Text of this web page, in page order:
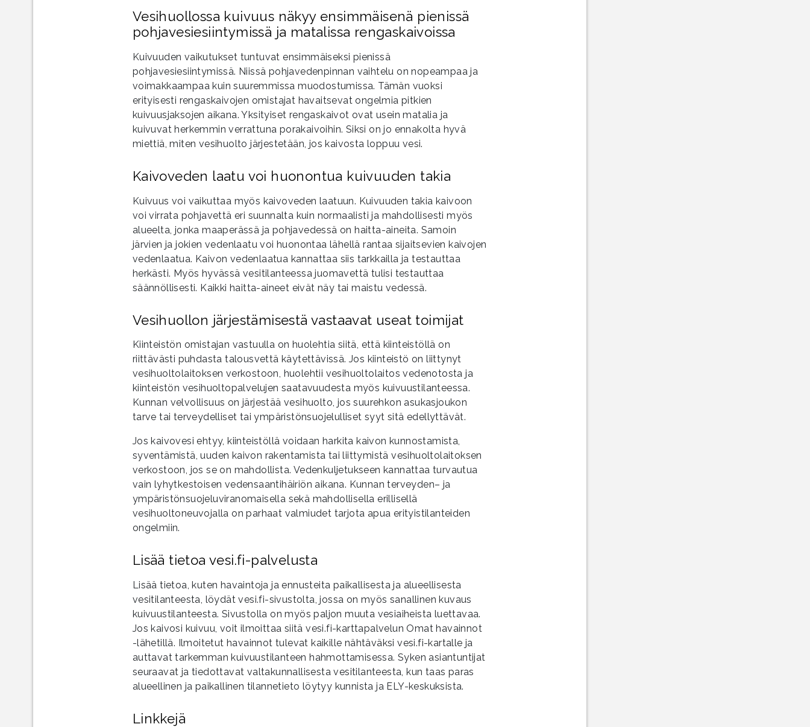
Vesihuollossa kuivuus näkyy ensimmäisenä pienissä
pohjavesiesiintymissä ja matalissa rengaskaivoissa
Kuivuuden vaikutukset tuntuvat ensimmäiseksi pienissä
pohjavesiesiintymissä. Niissä pohjavedenpinnan vaihtelu on nopeampaa ja
voimakkaampaa kuin suuremmissa muodostumissa. Tämän vuoksi
erityisesti rengaskaivojen omistajat havaitsevat ongelmia pitkien
kuivuusjaksojen aikana. Yksityiset rengaskaivot ovat usein matalia ja
kuivuvat herkemmin verrattuna porakaivoihin. Siksi on jo ennakolta hyvä
miettiä, miten vesihuolto järjestetään, jos kaivosta loppuu vesi.
Kaivoveden laatu voi huonontua kuivuuden takia
Kuivuus voi vaikuttaa myös kaivoveden laatuun. Kuivuuden takia kaivoon
voi virrata pohjavettä eri suunnalta kuin normaalisti ja mahdollisesti myös
alueelta, jonka maaperässä ja pohjavedessä on haitta-aineita. Samoin
järvien ja jokien vedenlaatu voi huonontaa lähellä rantaa sijaitsevien kaivojen
vedenlaatua. Kaivon vedenlaatua kannattaa siis tarkkailla ja testauttaa
herkästi. Myös hyvässä vesitilanteessa juomavettä tulisi testauttaa
säännöllisesti. Kaikki haitta-aineet eivät näy tai maistu vedessä.
Vesihuollon järjestämisestä vastaavat useat toimijat
Kiinteistön omistajan vastuulla on huolehtia siitä, että kiinteistöllä on
riittävästi puhdasta talousvettä käytettävissä. Jos kiinteistö on liittynyt
vesihuoltolaitoksen verkostoon, huolehtii vesihuoltolaitos vedenotosta ja
kiinteistön vesihuoltopalvelujen saatavuudesta myös kuivuustilanteessa.
Kunnan velvollisuus on järjestää vesihuolto, jos suurehkon asukasjoukon
tarve tai terveydelliset tai ympäristönsuojelulliset syyt sitä edellyttävät.
Jos kaivovesi ehtyy, kiinteistöllä voidaan harkita kaivon kunnostamista,
syventämistä, uuden kaivon rakentamista tai liittymistä vesihuoltolaitoksen
verkostoon, jos se on mahdollista. Vedenkuljetukseen kannattaa turvautua
vain lyhytkestoisen vedensaantihäiriön aikana. Kunnan terveyden– ja
ympäristönsuojeluviranomaisella sekä mahdollisella erillisellä
vesihuoltoneuvojalla on parhaat valmiudet tarjota apua erityistilanteiden
ongelmiin.
Lisää tietoa vesi.fi-palvelusta
Lisää tietoa, kuten havaintoja ja ennusteita paikallisesta ja alueellisesta
vesitilanteesta, löydät vesi.fi-sivustolta, jossa on myös sanallinen kuvaus
kuivuustilanteesta. Sivustolla on myös paljon muuta vesiaiheista luettavaa.
Jos kaivosi kuivuu, voit ilmoittaa siitä vesi.fi-karttapalvelun Omat havainnot
-lähetillä. Ilmoitetut havainnot tulevat kaikille nähtäväksi vesi.fi-kartalle ja
auttavat tarkemman kuivuustilanteen hahmottamisessa. Syken asiantuntijat
seuraavat ja tiedottavat valtakunnallisesta vesitilanteesta, kun taas paras
alueellinen ja paikallinen tilannetieto löytyy kunnista ja ELY-keskuksista.
Linkkejä